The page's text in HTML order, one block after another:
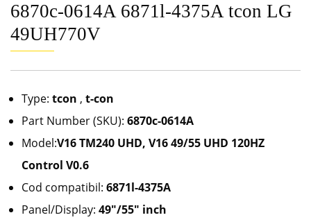
6870c-0614A 6871l-4375A tcon LG
49UH770V
Type: tcon , t-con
Part Number (SKU): 6870c-0614A
Model:V16 TM240 UHD, V16 49/55 UHD 120HZ
Control V0.6
Cod compatibil: 6871l-4375A
Panel/Display: 49″/55″ inch